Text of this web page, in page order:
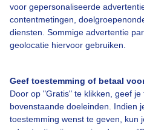
voor gepersonaliseerde
contentmetingen,
diensten. Sommige advertentie
geolocatie hiervoor gebruiken.
Geef toestemming of betaal
Door op "Gratis" te klikken, geef
bovenstaande doeleinden. Indien
toestemming wenst te geven, kun
Over Buienradar
Bedrijfsgegevens
Contact
Toegankelijkheid